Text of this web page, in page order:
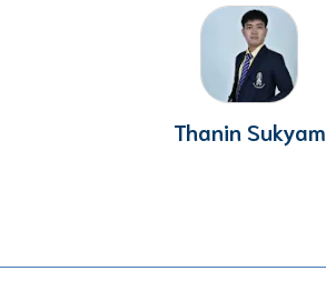
Thanin Sukyam